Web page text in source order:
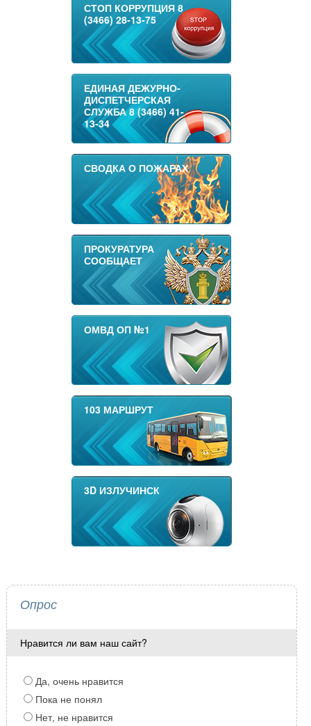
СТОП КОРРУПЦИЯ 8
(3466) 28-13-75
ЕДИНАЯ ДЕЖУРНО-
ДИСПЕТЧЕРСКАЯ
СЛУЖБА 8 (3466) 41-
13-34
СВОДКА О ПОЖАРАХ
ПРОКУРАТУРА
СООБЩАЕТ
ОМВД ОП №1
103 МАРШРУТ
3D ИЗЛУЧИНСК
Опрос
Нравится ли вам наш сайт?
Да, очень нравится
Пока не понял
Нет, не нравится